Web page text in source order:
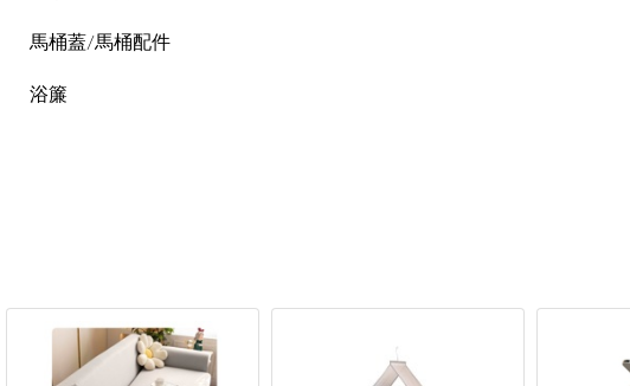
馬桶蓋/馬桶配件
浴簾